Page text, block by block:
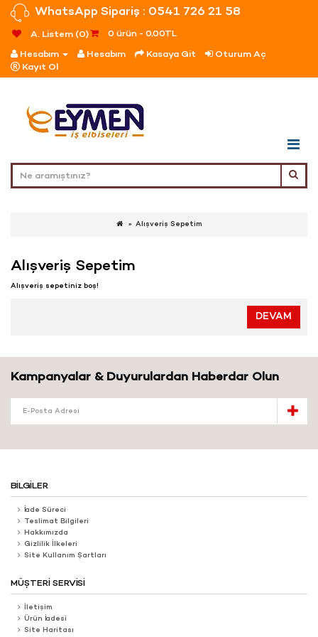
WhatsApp Sipariş : 0541 726 21 58
A. Listem (0)
0 ürün - 0,00TL
Hesabım
Hesabım Kasaya Git
Oturum Aç
Kayıt Ol
Alışveriş Sepetim
Alışveriş Sepetim
Alışveriş sepetiniz boş!
DEVAM
Kampanyalar & Duyurulardan Haberdar Olun
BILGILER
İade Süreci
Teslimat Bilgileri
Hakkımızda
Gizlilik İlkeleri
Site Kullanım Şartları
MÜŞTERI SERVISI
İletişim
Ürün İadesi
Site Haritası